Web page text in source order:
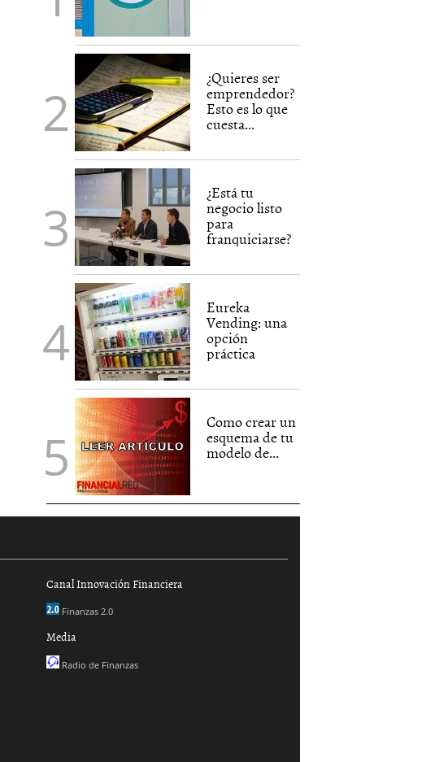
¿Quieres ser
emprendedor?
Esto es lo que
cuesta...
¿Está tu
negocio listo
para
franquiciarse?
Eureka
Vending: una
opción
práctica
Como crear un
esquema de tu
modelo de...
Canal Innovación Financiera
Finanzas 2.0
Media
Radio de Finanzas